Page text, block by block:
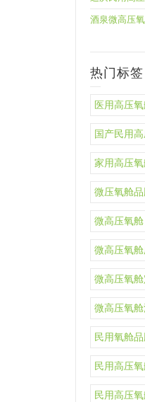
酒泉微高压
热门标签
医用高压
国产民用
家用高压
微压氧舱品
微高压氧舱
微高压氧
微高压氧舱
微高压氧
民用氧舱
民用高压
民用高压